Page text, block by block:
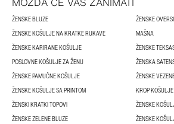
ŽENSKE BLUZE
ŽENSKE
ŽENSKE KOŠULJE NA KRATKE RUKAVE
MAŠNA
ŽENSKE KARIRANE KOŠULJE
ŽENSKE
POSLOVNE KOŠULJE ZA ŽENU
ŽENSKA
ŽENSKE PAMUČNE KOŠULJE
ŽENSKE
ŽENSKE KOŠULJE SA PRINTOM
KROP
ŽENSKI KRATKI TOPOVI
ŽENSKE
ŽENSKE ZELENE BLUZE
ŽENSKE